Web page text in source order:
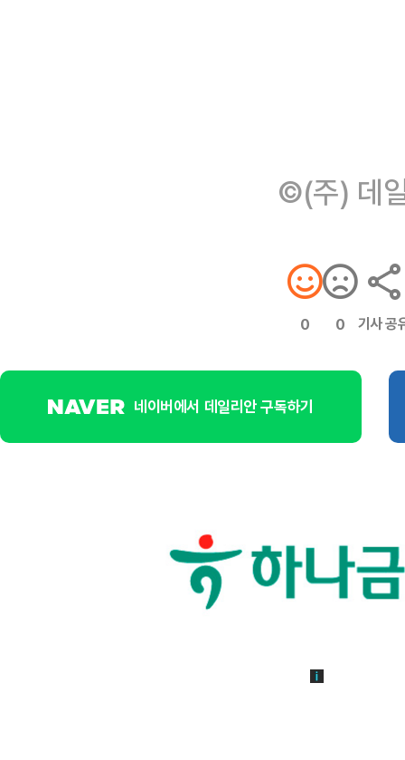
©(주) 데
0 0 기사 공
네이버에서 데일리안 구독하기